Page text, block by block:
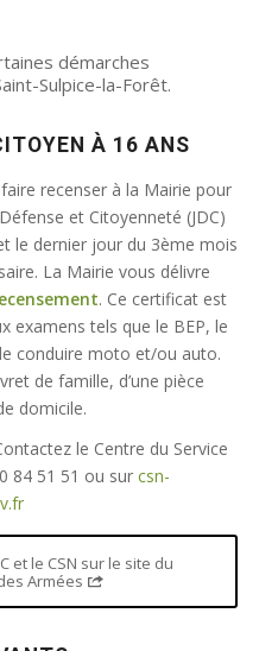
démarches
Sulpice-la-Forêt.
À 16 ANS
recenser à la Mairie pour
et Citoyenneté (JDC)
le dernier jour du 3ème mois
La Mairie vous délivre
. Ce certificat est
examens tels que le BEP, le
conduire moto et/ou auto.
de famille, d’une pièce
domicile.
le Centre du Service
84 51 51 ou sur csn-
et le CSN sur le site du
Armées